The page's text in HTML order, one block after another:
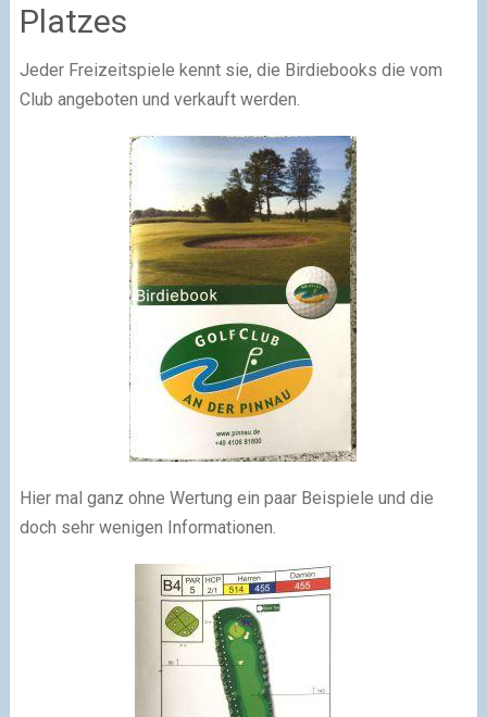
Platzes
Jeder Freizeitspiele kennt sie, die Birdiebooks die vom
Club angeboten und verkauft werden.
Hier mal ganz ohne Wertung ein paar Beispiele und die
doch sehr wenigen Informationen.